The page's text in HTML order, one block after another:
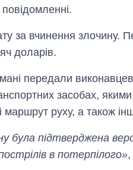
за вчинення злочину.
доларів.
передали
засобах,
маршрут руху, а також
була підтверджена
в потерпілого»